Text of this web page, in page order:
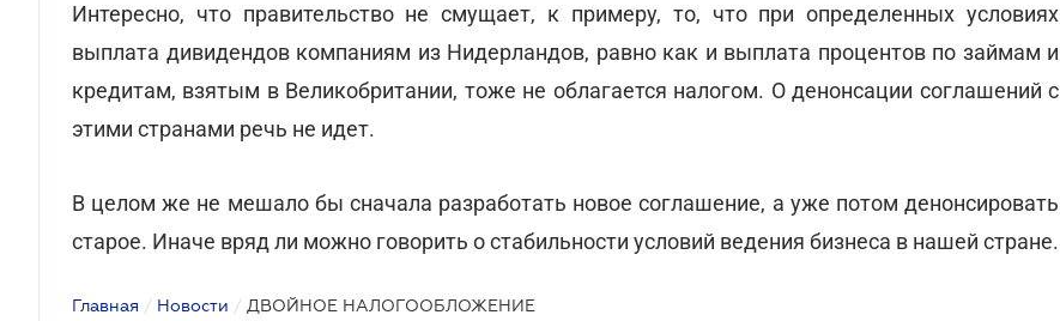
Интересно, что правительство не смущает, к примеру, то, что при определенных условиях
выплата дивидендов компаниям из Нидерландов, равно как и выплата процентов по займам и
кредитам, взятым в Великобритании, тоже не облагается налогом. О денонсации соглашений с
этими странами речь не идет.
В целом же не мешало бы сначала разработать новое соглашение, а уже потом денонсировать
старое. Иначе вряд ли можно говорить о стабильности условий ведения бизнеса в нашей стране.
Главная / Новости / ДВОЙНОЕ НАЛОГООБЛОЖЕНИЕ